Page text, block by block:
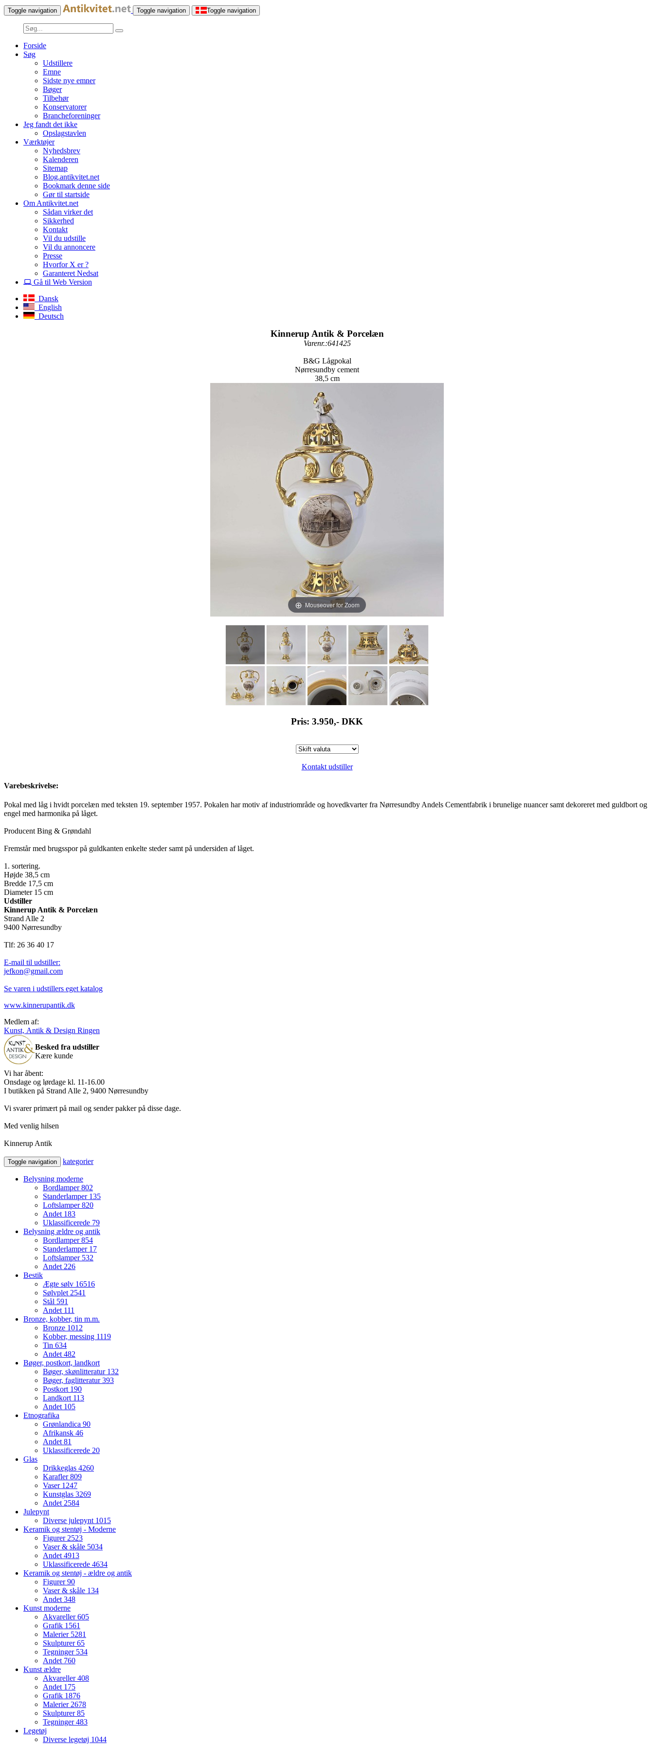
Toggle navigation Toggle navigation Toggle navigation
Forside
Søg
Udstillere
Emne
Sidste nye emner
Bøger
Tilbehør
Konservatorer
Brancheforeninger
Jeg fandt det ikke
Opslagstavlen
Værktøjer
Nyhedsbrev
Kalenderen
Sitemap
Blog.antikvitet.net
Bookmark denne side
Gør til startside
Om Antikvitet.net
Sådan virker det
Sikkerhed
Kontakt
Vil du udstille
Vil du annoncere
Presse
Hvorfor X er ?
Garanteret Nedsat
Gå til Web Version
Dansk
English
Deutsch
Kinnerup Antik & Porcelæn
Varenr.:641425
B&G Lågpokal
Nørresundby cement
38,5 cm
Mouseover for Zoom
Pris: 3.950,- DKK
Kontakt udstiller
Varebeskrivelse:
Pokal med låg i hvidt porcelæn med teksten 19. september 1957. Pokalen har motiv af industriområde og hovedkvarter fra Nørresundby Andels Cementfabrik i brunelige nuancer samt dekoreret med guldbort og
engel med harmonika på låget.
Producent Bing & Grøndahl
Fremstår med brugsspor på guldkanten enkelte steder samt på undersiden af låget.
1. sortering.
Højde 38,5 cm
Bredde 17,5 cm
Diameter 15 cm
Udstiller
Kinnerup Antik & Porcelæn
Strand Alle 2
9400 Nørresundby
Tlf: 26 36 40 17
E-mail til udstiller:
jefkon@gmail.com
Se varen i udstillers eget katalog
www.kinnerupantik.dk
Medlem af:
Kunst, Antik & Design Ringen
Besked fra udstiller
Kære kunde
Vi har åbent:
Onsdage og lørdage kl. 11-16.00
I butikken på Strand Alle 2, 9400 Nørresundby
Vi svarer primært på mail og sender pakker på disse dage.
Med venlig hilsen
Kinnerup Antik
Toggle navigation kategorier
Belysning moderne
Bordlamper802
Standerlamper 135
Loftslamper820
Andet 183
Uklassificerede 79
Belysning ældre og antik
Bordlamper854
Standerlamper 17
Loftslamper 532
Andet226
Bestik
Ægte sølv 16516
Sølvplet2541
Stål 591
Andet 111
Bronze, kobber, tin m.m.
Bronze 1012
Kobber, messing 1119
Tin 634
Andet482
Bøger, postkort, landkort
Bøger, skønlitteratur 132
Bøger, faglitteratur393
Postkort 190
Landkort 113
Andet 105
Etnografika
Grønlandica 90
Afrikansk 46
Andet81
Uklassificerede 20
Glas
Drikkeglas 4260
Karafler809
Vaser 1247
Kunstglas 3269
Andet2584
Julepynt
Diverse julepynt 1015
Keramik og stentøj - Moderne
Figurer2523
Vaser & skåle 5034
Andet4913
Uklassificerede 4634
Keramik og stentøj - ældre og antik
Figurer90
Vaser & skåle 134
Andet348
Kunst moderne
Akvareller605
Grafik 1561
Malerier 5281
Skulpturer65
Tegninger 534
Andet 760
Kunst ældre
Akvareller408
Andet 175
Grafik 1876
Malerier2678
Skulpturer85
Tegninger483
Legetøj
Diverse legetøj 1044